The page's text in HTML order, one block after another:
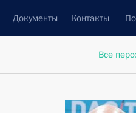
Документы Контакты
Все